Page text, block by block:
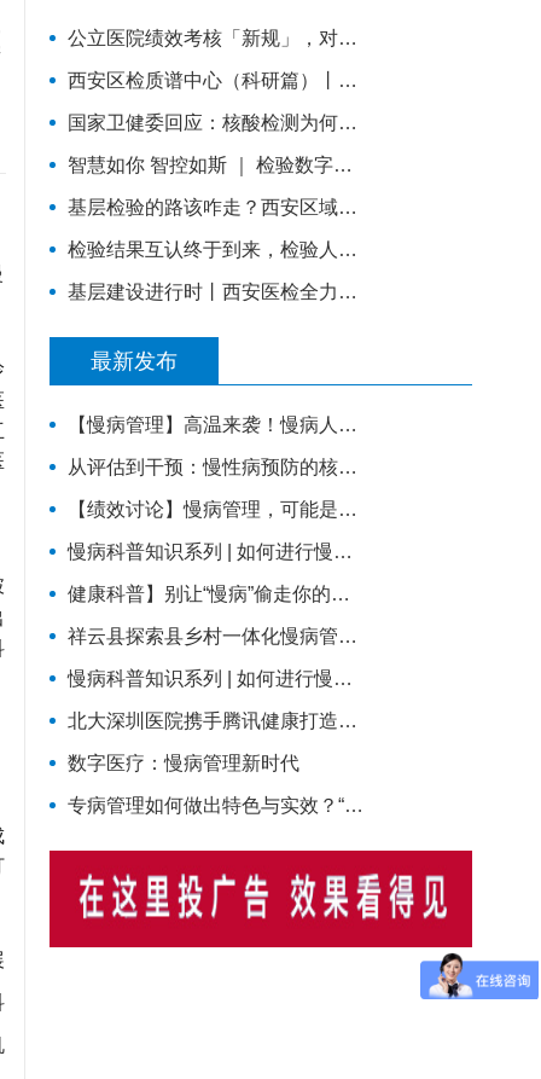
公立医院绩效考核「新规」，对检验科提出了什么要求？
西安区检质谱中心（科研篇）丨充分挖掘技术优势，让“临床+科研”一加一大于二
国家卫健委回应：核酸检测为何频现“假阳性”？原因值得所有检验人警惕！
智慧如你 智控如斯 ｜ 检验数字化质控管理
基层检验的路该咋走？西安区域医学检验中心这样做
检验结果互认终于到来，检验人该如何应对？
基层建设进行时丨西安医检全力提升蓝田县基层医疗服务能力
最新发布
【慢病管理】高温来袭！慢病人群安稳度夏，请牢记这6件事。
从评估到干预：慢性病预防的核心能力体系，教你科学管理健康
【绩效讨论】慢病管理，可能是基层医院转型的重要入口？！
慢病科普知识系列 | 如何进行慢病管理？
健康科普】别让“慢病”偷走你的生活！这份科学防控指南请收好
祥云县探索县乡村一体化慢病管理新模式
慢病科普知识系列 | 如何进行慢病管理？
北大深圳医院携手腾讯健康打造慢病全周期管理平台，已落地超百家社康中心
数字医疗：慢病管理新时代
专病管理如何做出特色与实效？“管到位”的同时还要“强内涵”